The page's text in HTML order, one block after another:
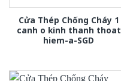
Cửa Thép Chống Cháy 1
canh o kinh thanh thoat
hiem-a-SGD